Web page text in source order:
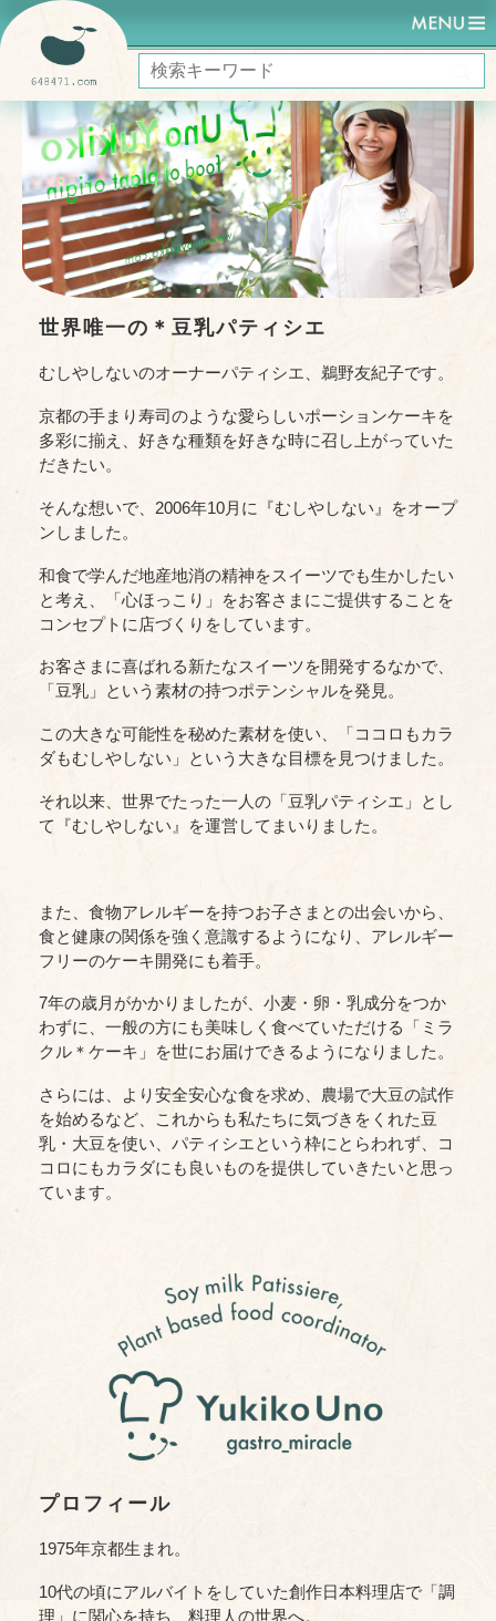
HOME 豆乳パティシエ うのゆきこ
世界唯一の＊豆乳パティシエ
むしやしないのオーナーパティシエ、鵜野友紀子です。
京都の手まり寿司のような愛らしいポーションケーキを
多彩に揃え、好きな種類を好きな時に召し上がっていた
だきたい。
そんな想いで、2006年10月に『むしやしない』をオープ
ンしました。
和食で学んだ地産地消の精神をスイーツでも生かしたい
と考え、「心ほっこり」をお客さまにご提供することを
コンセプトに店づくりをしています。
お客さまに喜ばれる新たなスイーツを開発するなかで、
「豆乳」という素材の持つポテンシャルを発見。
この大きな可能性を秘めた素材を使い、「ココロもカラ
ダもむしやしない」という大きな目標を見つけました。
それ以来、世界でたった一人の「豆乳パティシエ」とし
て『むしやしない』を運営してまいりました。
また、食物アレルギーを持つお子さまとの出会いから、
食と健康の関係を強く意識するようになり、アレルギー
フリーのケーキ開発にも着手。
7年の歳月がかかりましたが、小麦・卵・乳成分をつか
わずに、一般の方にも美味しく食べていただける「ミラ
クル＊ケーキ」を世にお届けできるようになりました。
さらには、より安全安心な食を求め、農場で大豆の試作
を始めるなど、これからも私たちに気づきをくれた豆
乳・大豆を使い、パティシエという枠にとらわれず、コ
コロにもカラダにも良いものを提供していきたいと思っ
ています。
プロフィール
1975年京都生まれ。
10代の頃にアルバイトをしていた創作日本料理店で「調
理」に関心を持ち、料理人の世界へ。